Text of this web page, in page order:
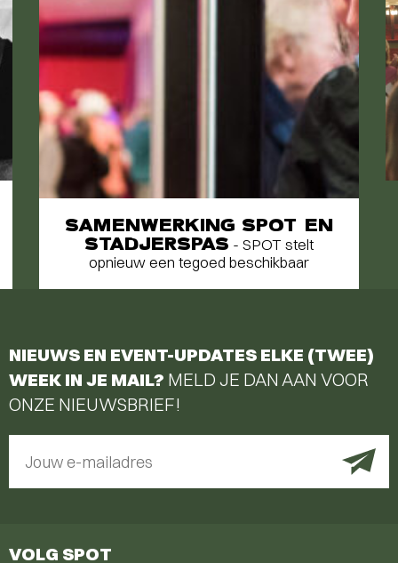
SAMENWERKING SPOT EN
STADJERSPAS - SPOT stelt
opnieuw een tegoed beschikbaar
NIEUWS EN EVENT-UPDATES ELKE (TWEE)
WEEK IN JE MAIL? MELD JE DAN AAN VOOR
ONZE NIEUWSBRIEF!
Jouw e-mailadres
VOLG SPOT